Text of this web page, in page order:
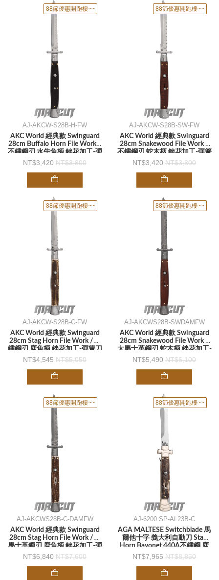
88節優惠開跑樓~~
AJ-AKCW-S28B-H-FW
AKC World 經典款 Swinguard
28cm Buffalo Horn File Work /
不鏽鋼刃 水牛角柄 銼花加工-彈
簧刀
3,420 3,800
88節優惠開跑樓~~
AJ-AKCW-S28B-SW-FW
AKC World 經典款 Swinguard
28cm Snakewood File Work /
不鏽鋼刃 蛇木柄 銼花加工-彈簧
刀
3,420 3,800
88節優惠開跑樓~~
AJ-AKCW-S28B-C-FW
AKC World 經典款 Swinguard
28cm Stag Horn File Work /不
鏽鋼刃 鹿角柄 銼花加工-彈簧刀
4,545 5,050
88節優惠開跑樓~~
AJ-AKCWS28B-SWDAMFW
AKC World 經典款 Swinguard
28cm Snakewood File Work /
大馬士革鋼刃 蛇木柄 銼花加工-
彈簧刀
5,490 6,100
88節優惠開跑樓~~
AJ-AKCWS28B-C-DAMFW
AKC World 經典款 Swinguard
28cm Stag Horn File Work /大
馬士革鋼刃 鹿角柄 銼花加工-彈
簧刀
6,840 7,600
88節優惠開跑樓~~
AJ-6200 SP-AL23B-C
AGA MALTESE Switchblade 馬
爾他十字 義大利自動刀 Stag
Horn Bayonet 440A不鏽鋼 鹿
角柄 -彈簧刀
7,965 8,850